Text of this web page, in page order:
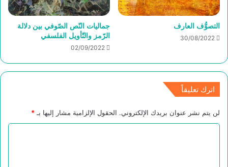
التصوُّف العارف
30/08/2022
جماليات النّص الصّوفي بين دلالة
الرّمز والتّأويل الفلسفي
02/09/2022
اترك تعليقاً
لن يتم نشر عنوان بريدك الإلكتروني. الحقول الإلزامية مشار إليها بـ*